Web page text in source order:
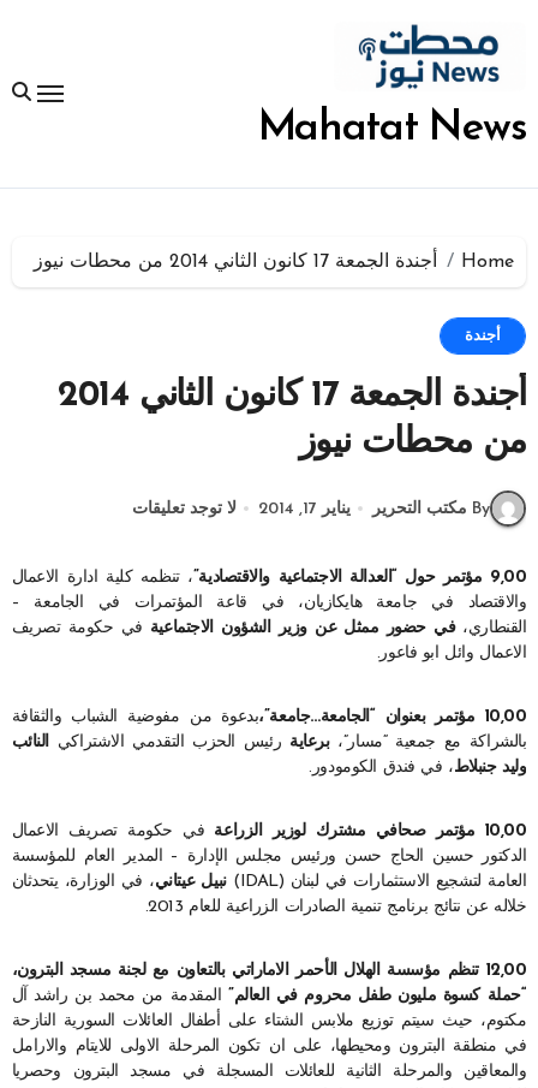
المحتوى
Mahatat News
Home أجندة الجمعة 17 كانون الثاني 2014 من محطات نيوز
أجندة
أجندة الجمعة 17 كانون الثاني 2014
من محطات نيوز
By مكتب التحرير يناير 17, 2014 لا توجد تعليقات
9,00 مؤتمر حول “العدالة الاجتماعية والاقتصادية”
، تنظمه كلية ادارة الاعمال
والاقتصاد في جامعة هايكازيان، في قاعة المؤتمرات في الجامعة –
القنطاري،في حضور ممثل عن وزير الشؤون الاجتماعية في حكومة تصريف
الاعمال وائل ابو فاعور.
10,00 مؤتمر بعنوان “الجامعة…جامعة”،
بدعوة من مفوضية الشباب والثقافة
بالشراكة مع جمعية “مسار”،برعاية رئيس الحزب التقدمي الاشتراكي النائب
وليد جنبلاط، في فندق الكومودور.
10,00 مؤتمر صحافي مشترك لوزير الزراعة
في حكومة تصريف الاعمال
الدكتور حسين الحاج حسن ورئيس مجلس الإدارة – المدير العام للمؤسسة
العامة لتشجيع الاستثمارات في لبنان (IDAL)
نبيل عيتاني، في الوزارة، يتحدثان
خلاله عن نتائج برنامج تنمية الصادرات الزراعية للعام 2013.
12,00 تنظم مؤسسة الهلال الأحمر الاماراتي بالتعاون مع لجنة مسجد البترون،
“حملة كسوة مليون طفل محروم في العالم”المقدمة من محمد بن راشد آل
مكتوم، حيث سيتم توزيع ملابس الشتاء على أطفال العائلات السورية النازحة
في منطقة البترون ومحيطها، على ان تكون المرحلة الاولى للايتام والارامل
والمعاقين والمرحلة الثانية للعائلات المسجلة في مسجد البترون وحصريا